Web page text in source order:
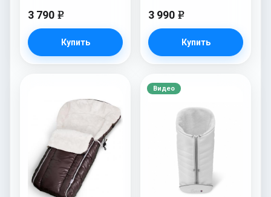
3 790 e
Купить
3 990 e
Купить
Видео